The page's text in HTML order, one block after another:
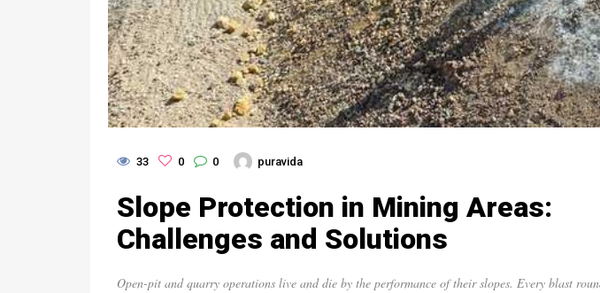
33 0 0 puravida
Slope Protection in Mining Areas:
Challenges and Solutions
Open-pit and quarry operations live and die by the performance of their slopes. Every blast